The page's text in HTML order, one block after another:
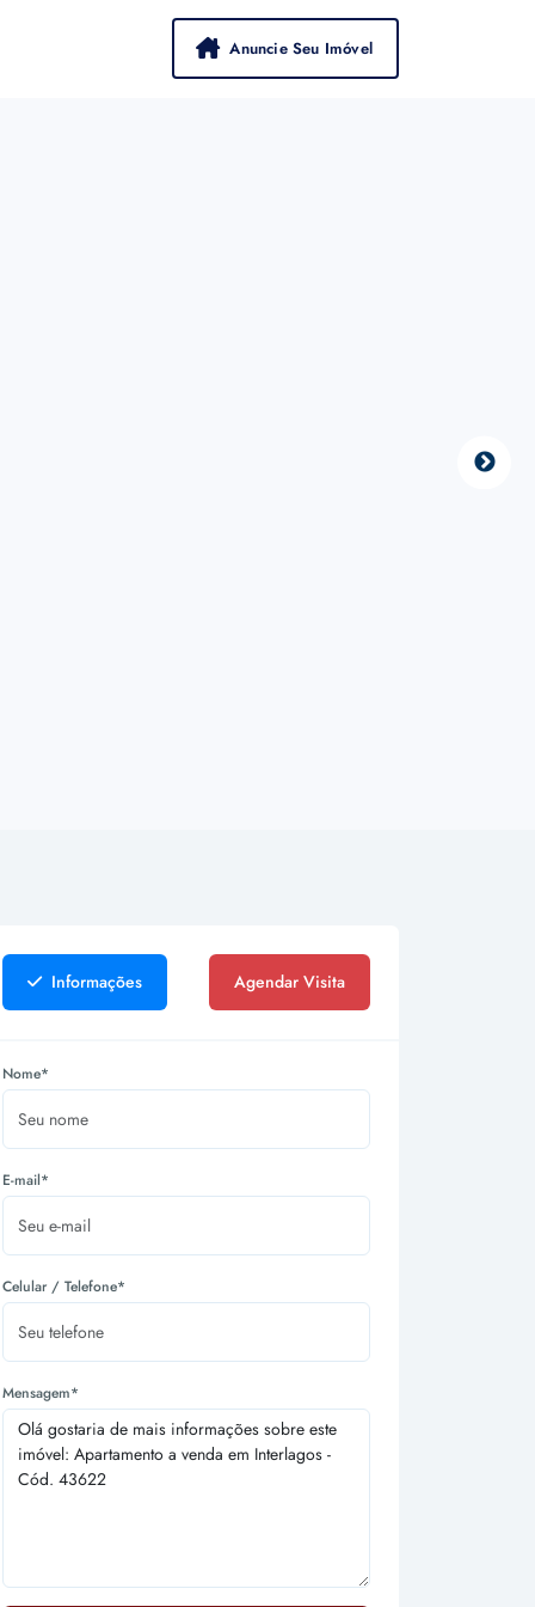
Anuncie Seu Imóvel
Informações Agendar Visita
Nome*
E-mail*
Celular / Telefone*
Mensagem*